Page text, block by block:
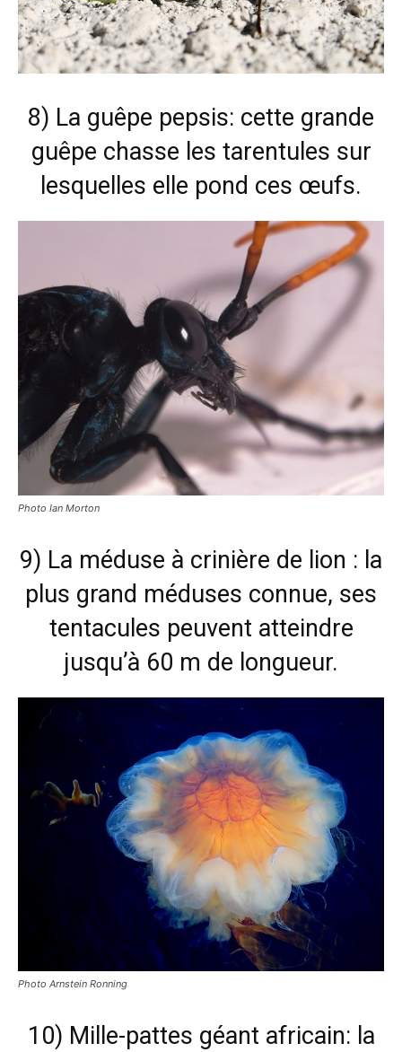
8) La guêpe pepsis: cette grande
guêpe chasse les tarentules sur
lesquelles elle pond ces œufs.
Photo Ian Morton
9) La méduse à crinière de lion : la
plus grand méduses connue, ses
tentacules peuvent atteindre
jusqu’à 60 m de longueur.
Photo Arnstein Ronning
10) Mille-pattes géant africain: la